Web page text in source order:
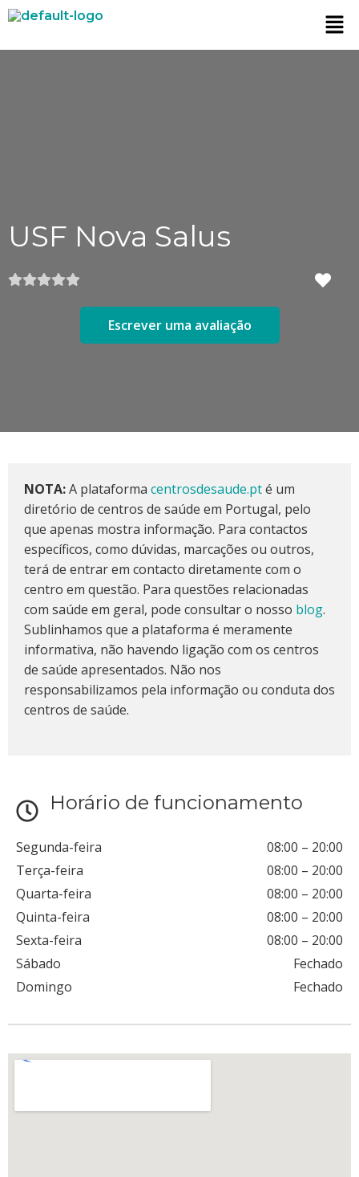
USF Nova Salus
Escrever uma avaliação
Horário de funcionamento
Segunda-feira 08:00 – 20:00
Terça-feira
08:00 – 20:00
Quarta-feira
08:00 – 20:00
Quinta-feira
08:00 – 20:00
Sexta-feira
08:00 – 20:00
Sábado
Fechado
Domingo
Fechado
NOTA:A plataforma centrosdesaude.pté um
diretório de centros de saúde em Portugal, pelo
que apenas mostra informação. Para contactos
específicos, como dúvidas, marcações ou outros,
terá de entrar em contacto diretamente com o
centro em questão. Para questões relacionadas
com saúde em geral, pode consultar o nosso blog.
Sublinhamos que a plataforma é meramente
informativa, não havendo ligação com os centros
de saúde apresentados. Não nos
responsabilizamos pela informação ou conduta dos
centros de saúde.